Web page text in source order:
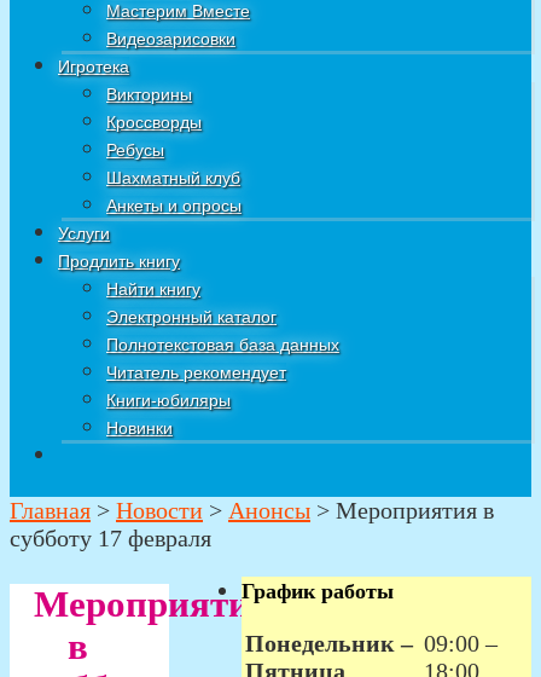
Мастерим Вместе
Видеозарисовки
Игротека
Викторины
Кроссворды
Ребусы
Шахматный клуб
Анкеты и опросы
Услуги
Продлить книгу
Найти книгу
Электронный каталог
Полнотекстовая база данных
Читатель рекомендует
Книги-юбиляры
Новинки
Главная > Новости > Анонсы > Мероприятия в
субботу 17 февраля
Мероприятия
в
График работы
Понедельник –
Пятница
09:00 –
18:00